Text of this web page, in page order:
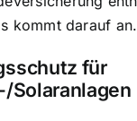
kommt darauf an.
für
Solaranlagen